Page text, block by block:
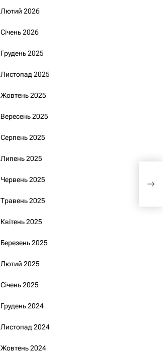
Лютий 2026
Січень 2026
Грудень 2025
Листопад 2025
Жовтень 2025
Вересень 2025
Серпень 2025
Липень 2025
Червень 2025
Травень 2025
Квітень 2025
Березень 2025
Лютий 2025
Січень 2025
Грудень 2024
Листопад 2024
Жовтень 2024